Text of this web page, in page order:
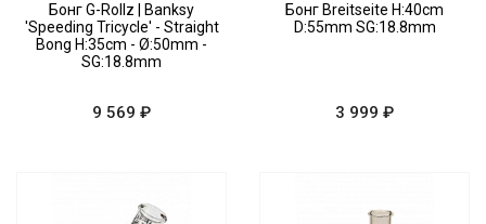
Бонг G-Rollz | Banksy
'Speeding Tricycle' - Straight
Bong H:35cm - Ø:50mm -
SG:18.8mm
9 569 ₽
Бонг Breitseite H:40cm
D:55mm SG:18.8mm
3 999 ₽